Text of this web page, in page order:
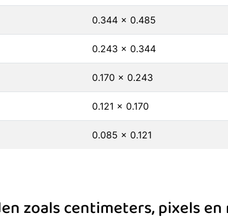
0.344 x 0.485
0.243 x 0.344
0.170 x 0.243
0.121 x 0.170
0.085 x 0.121
zoals centimeters, pixels